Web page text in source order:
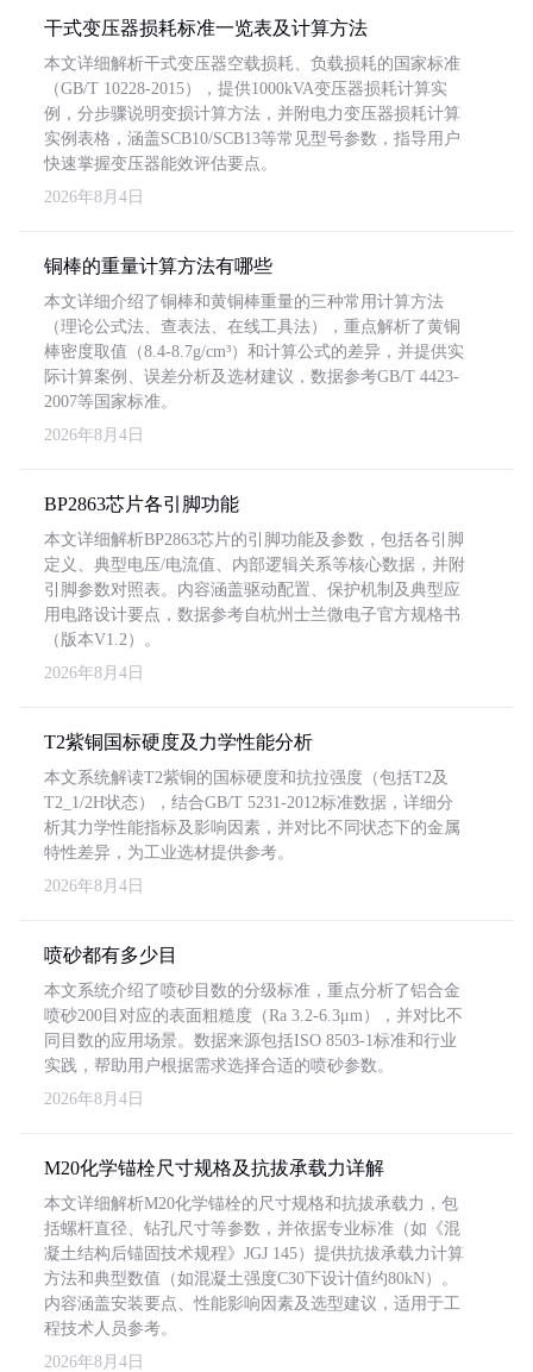
干式变压器损耗标准一览表及计算方法
本文详细解析干式变压器空载损耗、负载损耗的国家标准
（GB/T 10228-2015），提供1000kVA变压器损耗计算实
例，分步骤说明变损计算方法，并附电力变压器损耗计算
实例表格，涵盖SCB10/SCB13等常见型号参数，指导用户
快速掌握变压器能效评估要点。
2026年8月4日
铜棒的重量计算方法有哪些
本文详细介绍了铜棒和黄铜棒重量的三种常用计算方法
（理论公式法、查表法、在线工具法），重点解析了黄铜
棒密度取值（8.4-8.7g/cm³）和计算公式的差异，并提供实
际计算案例、误差分析及选材建议，数据参考GB/T 4423-
2007等国家标准。
2026年8月4日
BP2863芯片各引脚功能
本文详细解析BP2863芯片的引脚功能及参数，包括各引脚
定义、典型电压/电流值、内部逻辑关系等核心数据，并附
引脚参数对照表。内容涵盖驱动配置、保护机制及典型应
用电路设计要点，数据参考自杭州士兰微电子官方规格书
（版本V1.2）。
2026年8月4日
T2紫铜国标硬度及力学性能分析
本文系统解读T2紫铜的国标硬度和抗拉强度（包括T2及
T2_1/2H状态），结合GB/T 5231-2012标准数据，详细分
析其力学性能指标及影响因素，并对比不同状态下的金属
特性差异，为工业选材提供参考。
2026年8月4日
喷砂都有多少目
本文系统介绍了喷砂目数的分级标准，重点分析了铝合金
喷砂200目对应的表面粗糙度（Ra 3.2-6.3μm），并对比不
同目数的应用场景。数据来源包括ISO 8503-1标准和行业
实践，帮助用户根据需求选择合适的喷砂参数。
2026年8月4日
M20化学锚栓尺寸规格及抗拔承载力详解
本文详细解析M20化学锚栓的尺寸规格和抗拔承载力，包
括螺杆直径、钻孔尺寸等参数，并依据专业标准（如《混
凝土结构后锚固技术规程》JGJ 145）提供抗拔承载力计算
方法和典型数值（如混凝土强度C30下设计值约80kN）。
内容涵盖安装要点、性能影响因素及选型建议，适用于工
程技术人员参考。
2026年8月4日